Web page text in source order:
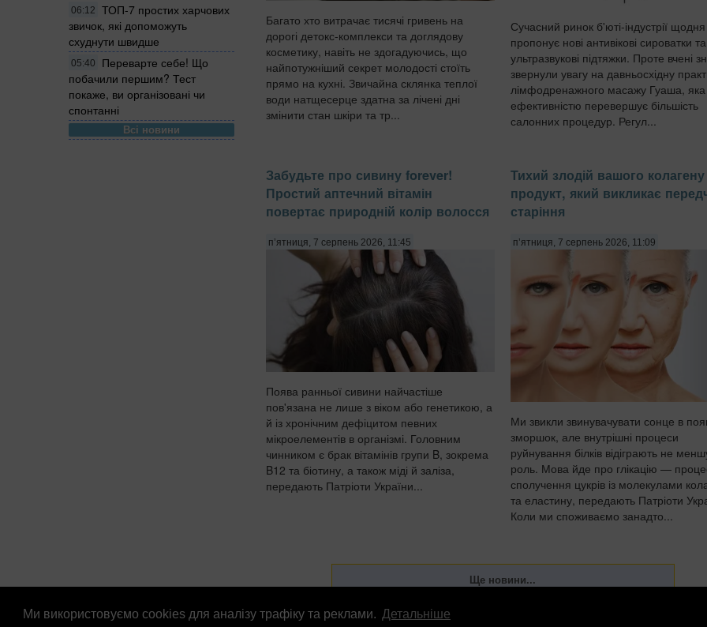
Ми використовуємо cookies для аналізу трафіку та реклами. Детальніше
06:12
ТОП-7 простих харчових
звичок, які допоможуть
схуднути швидше
05:40
Переварте себе! Що
побачили першим? Тест
покаже, ви організовані чи
спонтанні
Всі новини
Багато хто витрачає тисячі гривень на
дорогі детокс-комплекси та доглядову
косметику, навіть не здогадуючись, що
найпотужніший секрет молодості стоїть
прямо на кухні. Звичайна склянка теплої
води натщесерце здатна за лічені дні
змінити стан шкіри та тр...
Сучасний ринок б'юті-індустрії щодня
пропонує нові антивікові сироватки та
ультразвукові підтяжки. Проте вчені
звернули увагу на давньосхідну
лімфодренажного масажу Гуаша, яка
ефективністю перевершує більшість
салонних процедур. Регул...
Забудьте про сивину forever!
Простий аптечний вітамін
повертає природній колір волосся
п’ятниця, 7 серпень 2026, 11:45
Поява ранньої сивини найчастіше
пов'язана не лише з віком або генетикою, а
й із хронічним дефіцитом певних
мікроелементів в організмі. Головним
чинником є брак вітамінів групи B, зокрема
B12 та біотину, а також міді й заліза,
передають Патріоти України...
Тихий злодій вашого
продукт, який викликає
старіння
п’ятниця, 7 серпень 2026, 11:09
Ми звикли звинувачувати сонце в
зморшок, але внутрішні процеси
руйнування білків відіграють не
роль. Мова йде про глікацію —
сполучення цукрів із молекулами
та еластину, передають Патріоти
Коли ми споживаємо занадто...